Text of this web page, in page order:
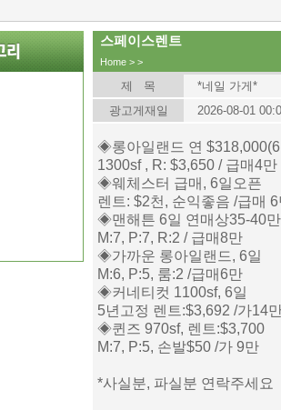
스페이스렌트
Home > >
제 목
*네일 가게*
광고게재일
2026-08-01
◈롱아일랜드 연
1300sf , R: $3,650 / 급매4만
◈웨체스터 급매, 6일오픈
렌트: $2천, 순익좋음 /급매
◈맨해튼 6일 연매상35-40만
M:7, P:7, R:2 / 급매8만
◈가까운 롱아일랜드, 6일
M:6, P:5, 룸:2 /급매6만
◈커네티컷 1100sf, 6일
5년고정 렌트:$3,692 /가14
◈퀸즈 970sf, 렌트:$3,700
M:7, P:5, 손발$50 /가 9만
*사실분, 파실분 연락주세요